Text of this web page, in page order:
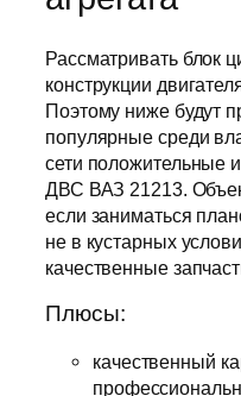
Рассматривать блок
конструкции
Поэтому ниже будут
популярные среди
сети положительные
ДВС ВАЗ 21213.
если заниматься
не в кустарных
качественные
Плюсы:
качественный